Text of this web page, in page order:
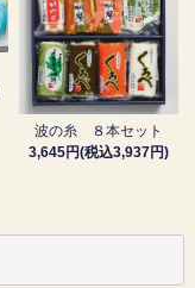
波の糸 ８本セット
3,645円(税込3,937円)